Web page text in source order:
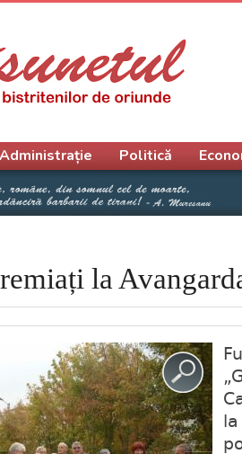
la
Administrație Politică